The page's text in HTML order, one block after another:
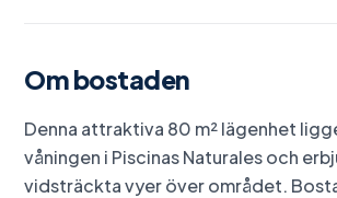
Om bostaden
Denna attraktiva 80 m² lägenhet
våningen i Piscinas Naturales och
vidsträckta vyer över området.